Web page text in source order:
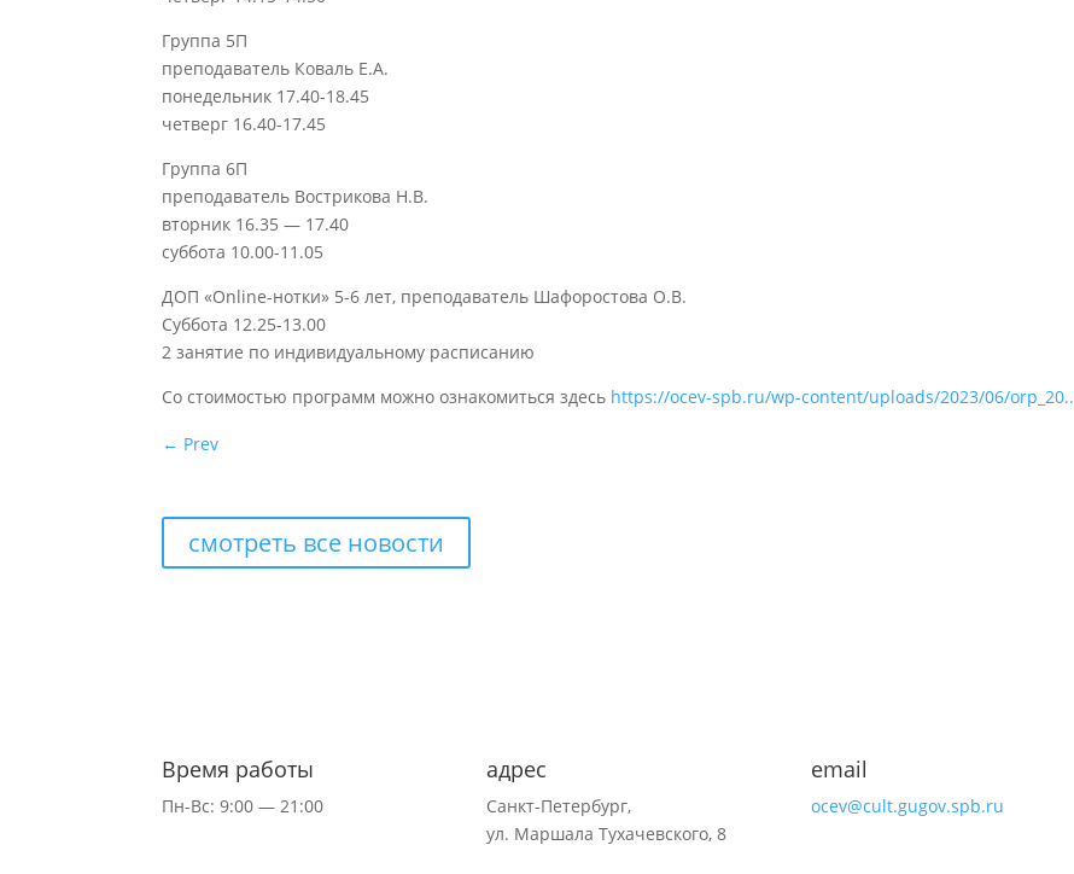
Группа 5П
преподаватель Коваль Е.А.
понедельник 17.40-18.45
четверг 16.40-17.45
Группа 6П
преподаватель Вострикова Н.В.
вторник 16.35 — 17.40
суббота 10.00-11.05
ДОП «Online-нотки» 5-6 лет, преподаватель Шафоростова О.В.
Суббота 12.25-13.00
2 занятие по индивидуальному расписанию
Со стоимостью программ можно ознакомиться здесь https://ocev-spb.ru/wp-content/uploads/2023/06/orp_20..
← Prev
смотреть все новости
Время работы
Пн-Вс: 9:00 — 21:00
адрес
Санкт-Петербург,
ул. Маршала Тухачевского, 8
email
ocev@cult.gugov.spb.ru